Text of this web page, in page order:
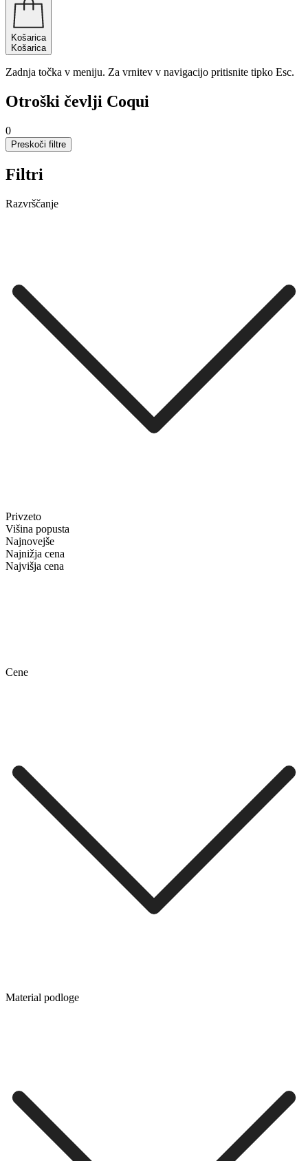
Košarica
Košarica
Zadnja točka v meniju. Za vrnitev v navigacijo pritisnite tipko Esc.
Otroški čevlji Coqui
0
Preskoči filtre
Filtri
Razvrščanje
Privzeto
Višina popusta
Najnovejše
Najnižja cena
Najvišja cena
Cene
Material podloge